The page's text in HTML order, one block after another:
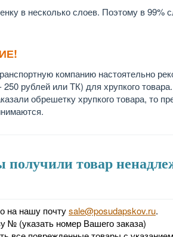
в несколько слоев. Поэтому в 99%
компанию настоятельно
рублей или ТК) для хрупкого
обрешетку хрупкого товара, то
получили товар
на нашу почтуsale@posudapskov.ru.
№ (указать номер Вашего заказа)